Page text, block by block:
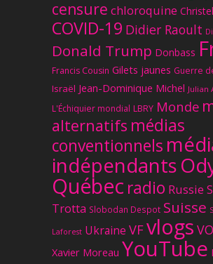
censure chloroquine
COVID-19 Didier Raoult
Donald Trump Donbass
Francis Cousin Gilets jaunes Guerre
Israël Jean-Dominique Michel Julian
L'Échiquier mondial LBRY Monde
alternatifs médias
conventionnels
indépendants
Québec radio Russie
Trotta Slobodan Despot Suisse
Laforest Ukraine VFvlogs
Xavier Moreau YouTube